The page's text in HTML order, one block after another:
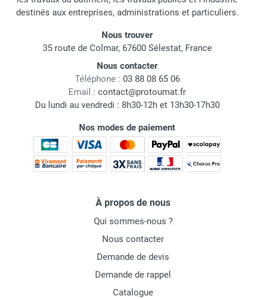
destinés aux entreprises, administrations et particuliers.
Nous trouver
35 route de Colmar, 67600 Sélestat, France
Nous contacter
Téléphone : 03 88 08 65 06
Email : contact@protoumat.fr
Du lundi au vendredi : 8h30-12h et 13h30-17h30
Nos modes de paiement
À propos de nous
Qui sommes-nous ?
Nous contacter
Demande de devis
Demande de rappel
Catalogue